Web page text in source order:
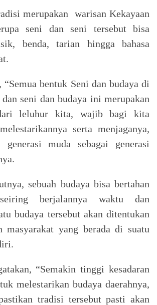
merupakan warisan Kekayaan
seni dan seni tersebut bisa
benda, tarian hingga bahasa
bentuk Seni dan budaya di
seni dan budaya ini merupakan
leluhur kita, wajib bagi kita
serta menjaganya,
generasi muda sebagai generasi
sebuah budaya bisa bertahan
berjalannya waktu dan
budaya tersebut akan ditentukan
masyarakat yang berada di suatu
“Semakin tinggi kesadaran
melestarikan budaya daerahnya,
tradisi tersebut pasti akan